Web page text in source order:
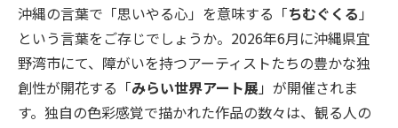
沖縄の言葉で「思いやる心」を意味する「ちむぐくる 」
という言葉をご存じでしょうか。2026年6月に沖縄県宜
野湾市にて、障がいを持つアーティストたちの豊かな独
創性が開花する「みらい世界アート展 」が開催されま
す。独自の色彩感覚で描かれた作品の数々は、観る人の